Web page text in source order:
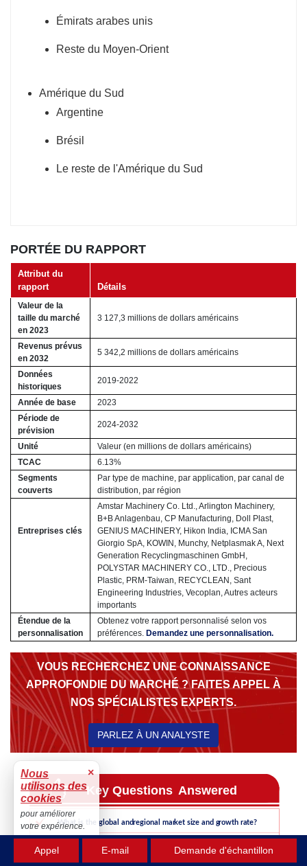
Émirats arabes unis
Reste du Moyen-Orient
Amérique du Sud
Argentine
Brésil
Le reste de l'Amérique du Sud
PORTÉE DU RAPPORT
Attribut du
rapport
Détails
Valeur de la
taille du marché
en 2023
3 127,3 millions de dollars américains
Revenus prévus
en 2032
5 342,2 millions de dollars américains
Données
historiques
2019-2022
Année de base
2023
Période de
prévision
2024-2032
Unité
Valeur (en millions de dollars américains)
TCAC
6.13%
Segments
couverts
Par type de machine, par application, par canal de
distribution, par région
Entreprises clés
Amstar Machinery Co. Ltd., Arlington Machinery,
B+B Anlagenbau, CP Manufacturing, Doll Plast,
GENIUS MACHINERY, Hikon India, ICMA San
Giorgio SpA, KOWIN, Munchy, Netplasmak A, Next
Generation Recyclingmaschinen GmbH,
POLYSTAR MACHINERY CO., LTD., Precious
Plastic, PRM-Taiwan, RECYCLEAN, Sant
Engineering Industries, Vecoplan, Autres acteurs
importants
Étendue de la
personnalisation
Obtenez votre rapport personnalisé selon vos
préférences. Demandez une personnalisation.
VOUS RECHERCHEZ UNE CONNAISSANCE
APPROFONDIE DU MARCHÉ ? FAITES APPEL À
NOS SPÉCIALISTES EXPERTS.
PARLEZ À UN ANALYSTE
Appel E-mail Demande d'échantillon
Nous
utilisons des
cookies
×
pour améliorer
votre expérience.